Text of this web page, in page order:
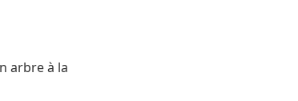
arbre à la